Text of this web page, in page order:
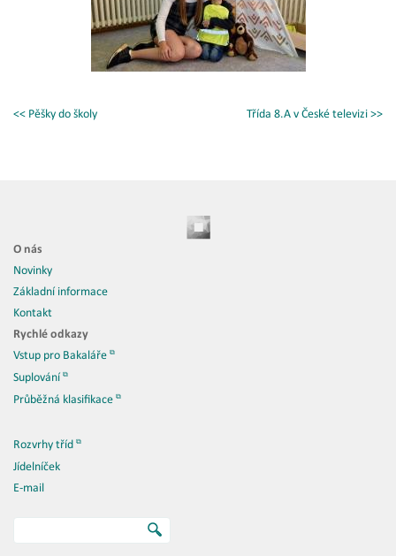
<< Pěšky do školy Třída 8.A v České televizi >>
O nás
Novinky
Základní informace
Kontakt
Rychlé odkazy
Vstup pro Bakaláře
Suplování
Průběžná klasifikace
Rozvrhy tříd
Jídelníček
E-mail